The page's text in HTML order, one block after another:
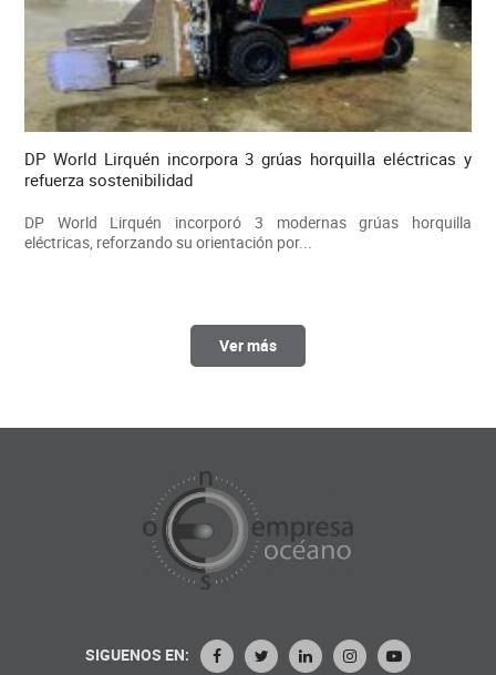
DP World Lirquén incorpora 3 grúas horquilla eléctricas y
refuerza sostenibilidad
DP World Lirquén incorporó 3 modernas grúas horquilla
eléctricas, reforzando su orientación por...
Ver más
SIGUENOS EN: